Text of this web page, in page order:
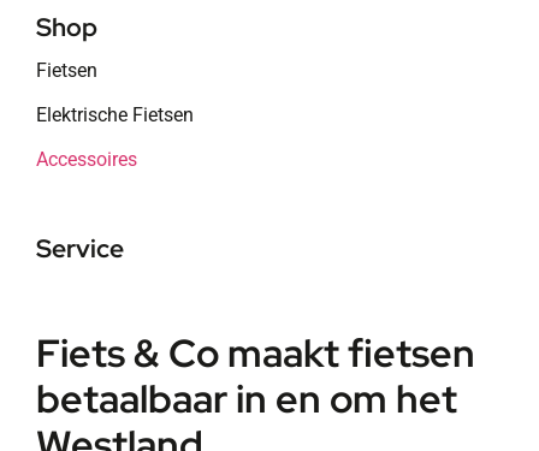
Shop
Fietsen
Elektrische Fietsen
Accessoires
Service
Fiets & Co maakt fietsen
betaalbaar in en om het